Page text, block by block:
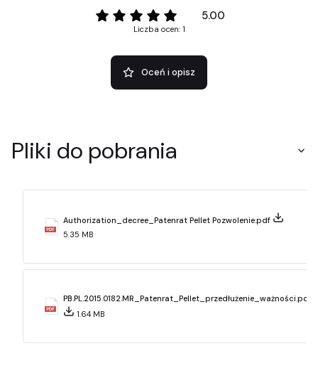
5.00
Liczba ocen: 1
Oceń i opisz
Pliki do pobrania
Authorization_decree_Patenrat Pellet Pozwolenie.pdf
5.35 MB
PB.PL.2015.0182.MR_Patenrat_Pellet_przedłużenie_ważności.pdf
1.64 MB